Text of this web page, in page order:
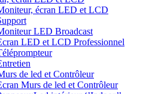
écran LED et LCD
LED Broadcast
LED et LCD Professionnel
de led et Contrôleur
Murs de led et Contrôleur